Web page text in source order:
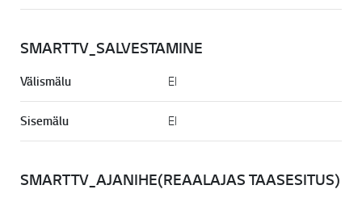
SMARTTV_SALVESTAMINE
Välismälu EI
Sisemälu EI
SMARTTV_AJANIHE(REAALAJAS TAASESITUS)